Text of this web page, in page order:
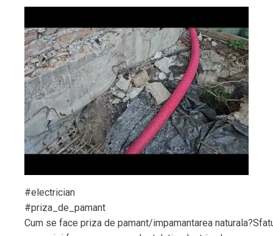
#electrician
#priza_de_pamant
Cum se face priza de pamant/impamantarea